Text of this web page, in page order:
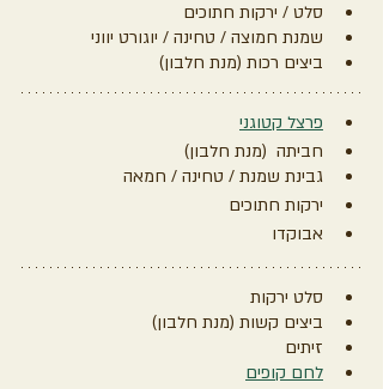
סלט / ירקות חתוכים
שמנת חמוצה / טחינה / יוגורט יווני
ביצים רכות (מנת חלבון)
פרצל קטוגני
חביתה  (מנת חלבון)
גבינת שמנת / טחינה / חמאה
ירקות חתוכים
אבוקדו
סלט ירקות
ביצים קשות (מנת חלבון)
זיתים
לחם קופים